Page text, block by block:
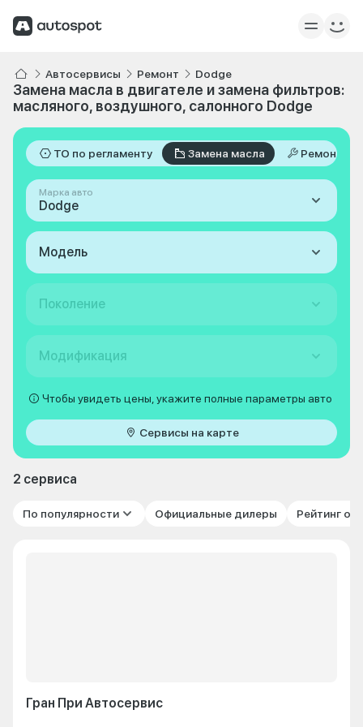
Автосервисы Ремонт Dodge
Замена масла в двигателе и замена фильтров:
масляного, воздушного, салонного Dodge
ТО по регламенту Замена масла Ремонт
Марка авто
Dodge
Модель
Поколение
Модификация
Чтобы увидеть цены, укажите полные параметры авто
Сервисы на карте
2 сервиса
По популярности Официальные дилеры Рейтинг
Гран При Автосервис